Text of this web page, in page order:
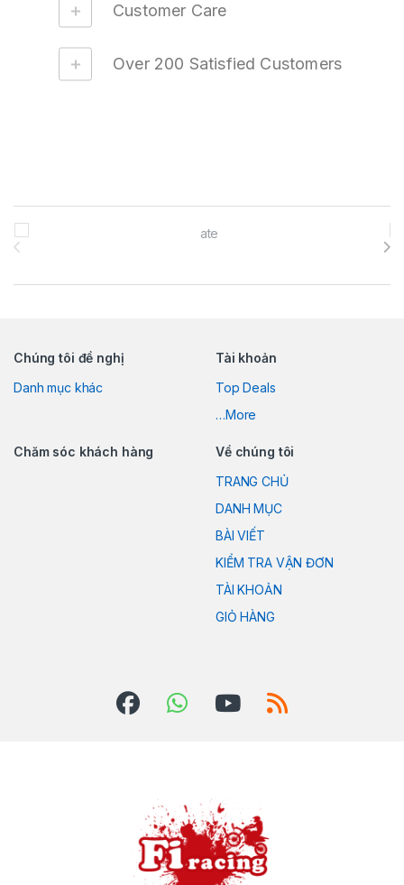
Customer Care
Over 200 Satisfied Customers
Brands Carousel
Chúng tôi đề nghị
Danh mục khác
Tài khoản
Top Deals
…More
Chăm sóc khách hàng
Về chúng tôi
TRANG CHỦ
DANH MỤC
BÀI VIẾT
KIỂM TRA VẬN ĐƠN
TÀI KHOẢN
GIỎ HÀNG